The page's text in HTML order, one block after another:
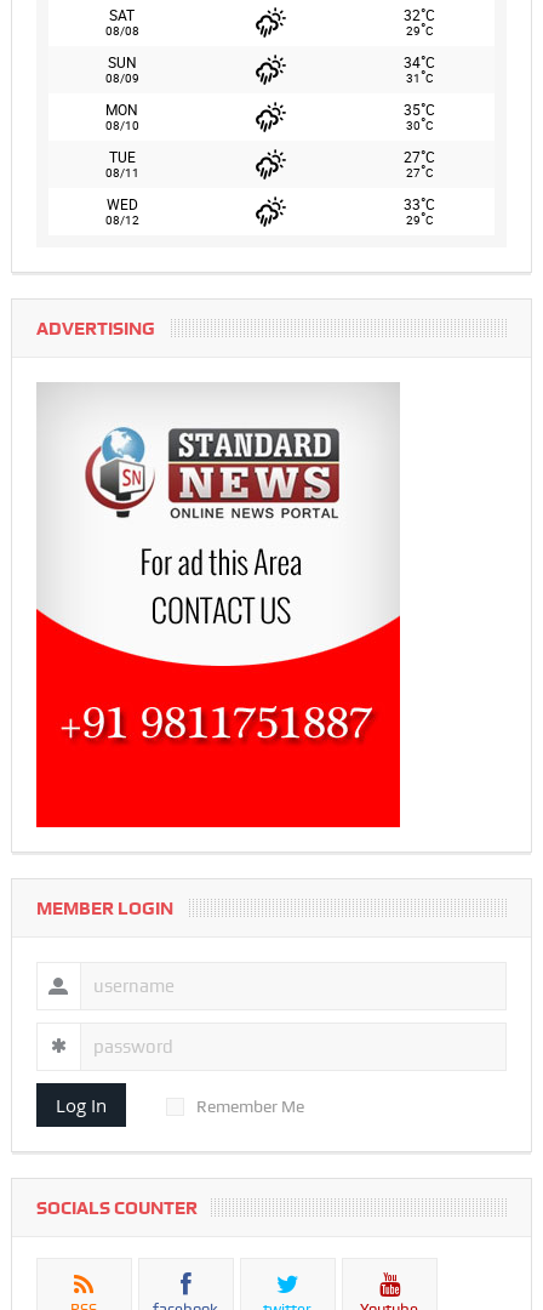
SAT
08/08
32°C
29°C
SUN
08/09
34°C
31°C
MON
08/10
35°C
30°C
TUE
08/11
27°C
27°C
WED
08/12
33°C
29°C
ADVERTISING
MEMBER LOGIN
Log In Remember Me
SOCIALS COUNTER